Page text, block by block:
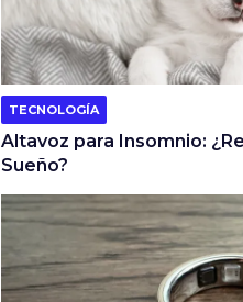
TECNOLOGÍA
Altavoz para Insomnio:
Sueño?